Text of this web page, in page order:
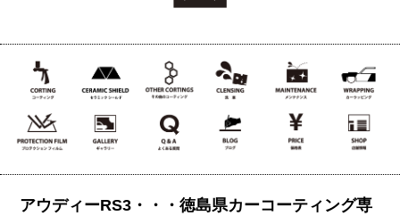
アウディーRS3・・・徳島県カーコーティング専